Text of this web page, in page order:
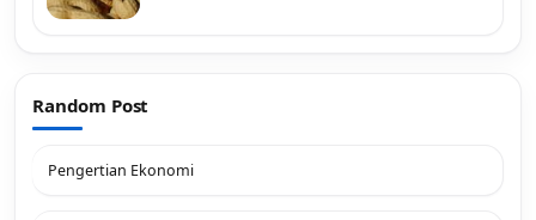
Random Post
Pengertian Ekonomi